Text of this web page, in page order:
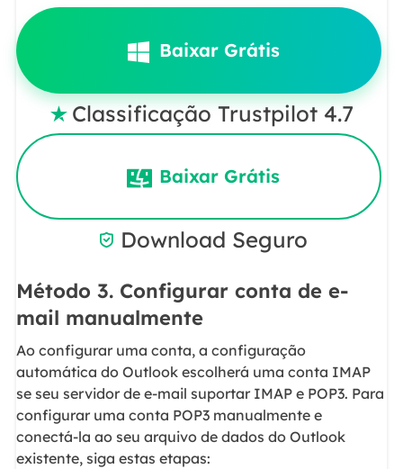
Baixar Grátis
 Classificação Trustpilot 4.7
Baixar Grátis
 Download Seguro
Método 3. Configurar conta de e-
mail manualmente
Ao configurar uma conta, a configuração
automática do Outlook escolherá uma conta IMAP
se seu servidor de e-mail suportar IMAP e POP3. Para
configurar uma conta POP3 manualmente e
conectá-la ao seu arquivo de dados do Outlook
existente, siga estas etapas: